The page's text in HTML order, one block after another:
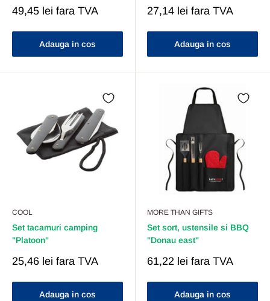
Pret
49,45 lei fara TVA
Adauga in cos
Pret
27,14 lei fara TVA
Adauga in cos
COOL
Set tacamuri camping
"Platoon"
Pret
25,46 lei fara TVA
Adauga in cos
MORE THAN GIFTS
Set sort, ustensile si BBQ
"Donau east"
Pret
61,22 lei fara TVA
Adauga in cos